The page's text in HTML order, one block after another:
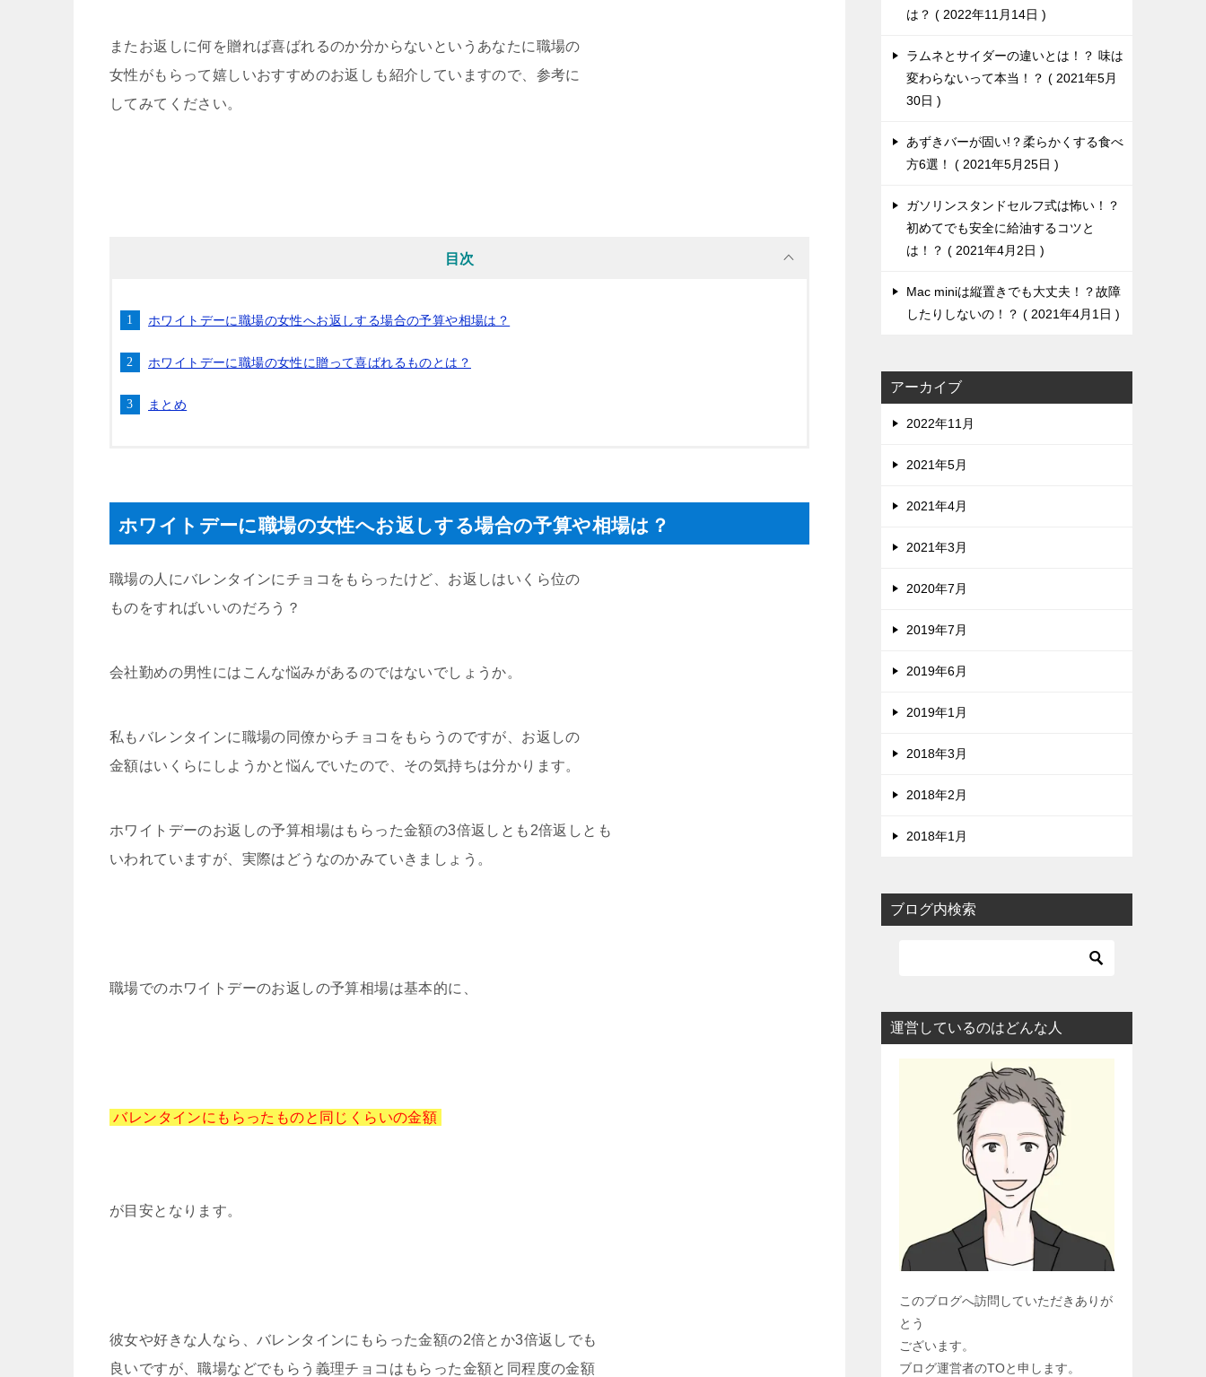
またお返しに何を贈れば喜ばれるのか分からないというあなたに職場の
女性がもらって嬉しいおすすめのお返しも紹介していますので、参考に
してみてください。
目次
ホワイトデーに職場の女性へお返しする場合の予算や相場は？
ホワイトデーに職場の女性に贈って喜ばれるものとは？
まとめ
ホワイトデーに職場の女性へお返しする場合の予算や相場は？
職場の人にバレンタインにチョコをもらったけど、お返しはいくら位の
ものをすればいいのだろう？
会社勤めの男性にはこんな悩みがあるのではないでしょうか。
私もバレンタインに職場の同僚からチョコをもらうのですが、お返しの
金額はいくらにしようかと悩んでいたので、その気持ちは分かります。
ホワイトデーのお返しの予算相場はもらった金額の3倍返しとも2倍返しとも
いわれていますが、実際はどうなのかみていきましょう。
職場でのホワイトデーのお返しの予算相場は基本的に、
バレンタインにもらったものと同じくらいの金額
が目安となります。
彼女や好きな人なら、バレンタインにもらった金額の2倍とか3倍返しでも
良いですが、職場などでもらう義理チョコはもらった金額と同程度の金額
は？
2022年11月14日
ラムネとサイダーの違いとは！？ 味は
変わらないって本当！？
2021年5月
30日
あずきバーが固い!？柔らかくする食べ
方6選！
2021年5月25日
ガソリンスタンドセルフ式は怖い！？
初めてでも安全に給油するコツと
は！？
2021年4月2日
Mac miniは縦置きでも大丈夫！？故障
したりしないの！？
2021年4月1日
アーカイブ
2022年11月
2021年5月
2021年4月
2021年3月
2020年7月
2019年7月
2019年6月
2019年1月
2018年3月
2018年2月
2018年1月
ブログ内検索
運営しているのはどんな人
このブログへ訪問していただきありが
とう
ございます。
ブログ運営者のTOと申します。